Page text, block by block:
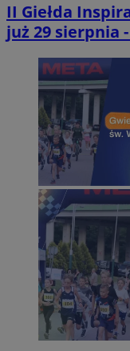
II Giełda
już 29 sierpnia